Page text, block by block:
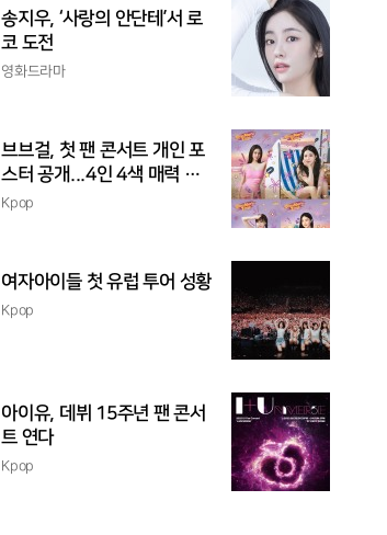
송지우, ‘사랑의 안단테’서 로
코 도전
영화드라마
브브걸, 첫 팬 콘서트 개인 포
스터 공개...4인 4색 매력 발
산
Kpop
여자아이들 첫 유럽 투어 성황
Kpop
아이유, 데뷔 15주년 팬 콘서
트 연다
Kpop